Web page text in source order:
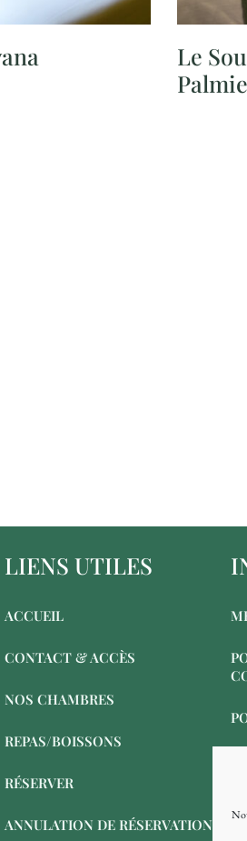
Le
LIENS UTILES
ACCUEIL
CONTACT & ACCÈS
NOS CHAMBRES
REPAS/BOISSONS
RÉSERVER
ANNULATION DE RÉSERVATION